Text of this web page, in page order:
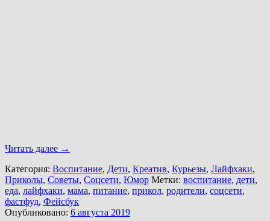
Читать далее →
Категория: Воспитание, Дети, Креатив, Курьезы, Лайфхаки,
Приколы, Советы, Соцсети, Юмор Метки: воспитание, дети,
еда, лайфхаки, мама, питание, прикол, родители, соцсети,
фастфуд, Фейсбук
Опубликовано: 6 августа 2019